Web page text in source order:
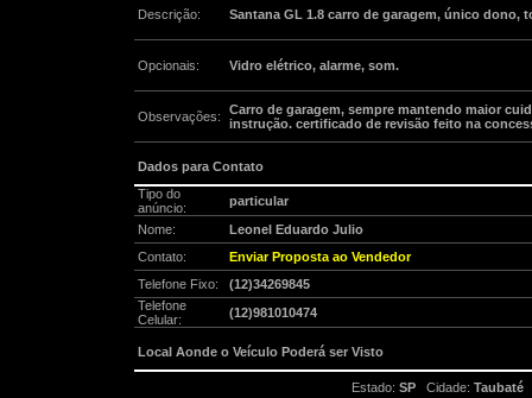
Descrição: Santana GL 1.8 carro de garagem, único dono,
Opcionais: Vidro elétrico, alarme, som.
Observações:
Carro de garagem, sempre mantendo maior
instrução. certificado de revisão feito na
Dados para Contato
Tipo do
anúncio:
particular
Nome:
Leonel Eduardo Julio
Contato:
Enviar Proposta ao Vendedor
Telefone Fixo:
(12)34269845
Telefone
Celular:
(12)981010474
Local Aonde o Veículo Poderá ser Visto
Estado: SPCidade: Taubaté